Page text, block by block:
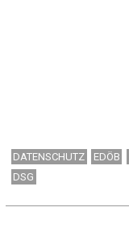
DATENSCHUTZ EDÖB
DSG